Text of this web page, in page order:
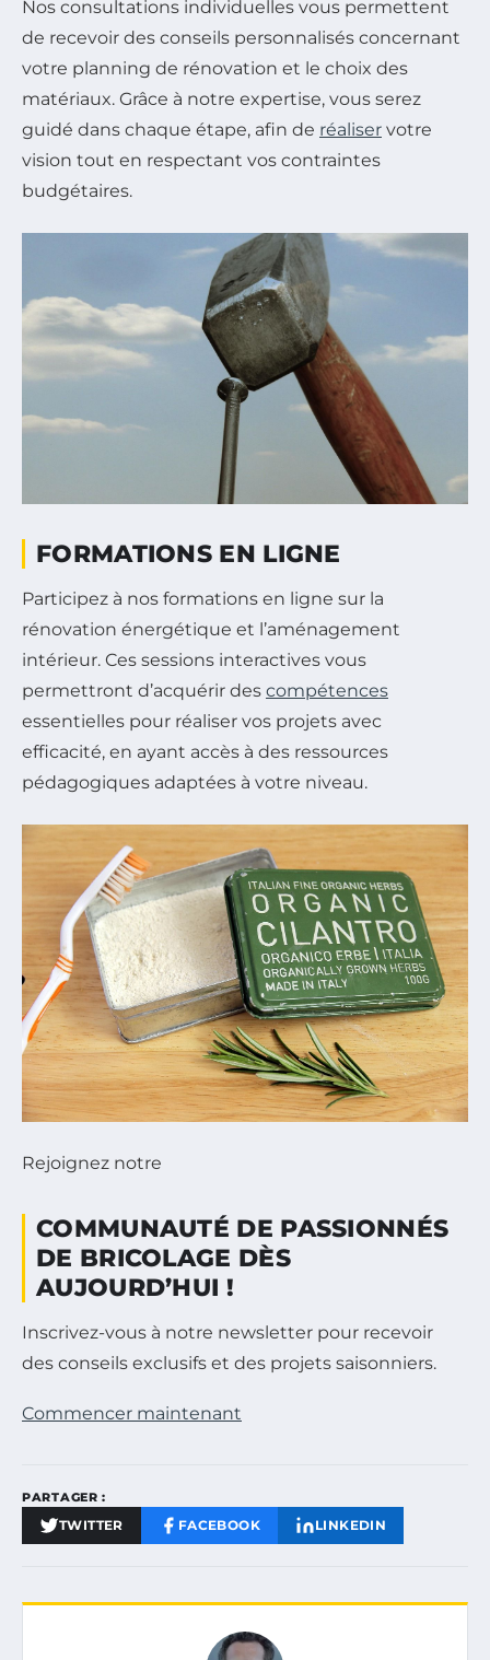
Nos consultations individuelles vous permettent
de recevoir des conseils personnalisés concernant
votre planning de rénovation et le choix des
matériaux. Grâce à notre expertise, vous serez
guidé dans chaque étape, afin de réaliser votre
vision tout en respectant vos contraintes
budgétaires.
FORMATIONS EN LIGNE
Participez à nos formations en ligne sur la
rénovation énergétique et l’aménagement
intérieur. Ces sessions interactives vous
permettront d’acquérir des compétences
essentielles pour réaliser vos projets avec
efficacité, en ayant accès à des ressources
pédagogiques adaptées à votre niveau.
Rejoignez notre
COMMUNAUTÉ DE PASSIONNÉS
DE BRICOLAGE DÈS
AUJOURD’HUI !
Inscrivez-vous à notre newsletter pour recevoir
des conseils exclusifs et des projets saisonniers.
Commencer maintenant
PARTAGER :
TWITTER FACEBOOK LINKEDIN